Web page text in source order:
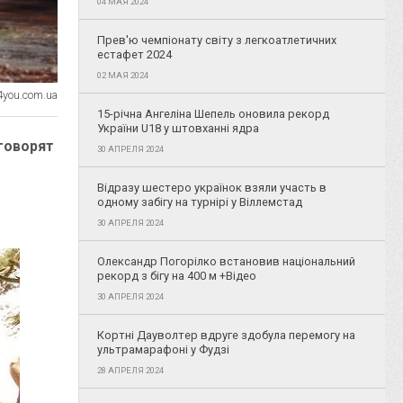
Прев'ю чемпіонату світу з легкоатлетичних
естафет 2024
02 МАЯ 2024
15-річна Ангеліна Шепель оновила рекорд
України U18 у штовханні ядра
30 АПРЕЛЯ 2024
Відразу шестеро українок взяли участь в
одному забігу на турнірі у Віллемстад
30 АПРЕЛЯ 2024
Олександр Погорілко встановив національний
рекорд з бігу на 400 м +Відео
30 АПРЕЛЯ 2024
Кортні Дауволтер вдруге здобула перемогу на
ультрамарафоні у Фудзі
28 АПРЕЛЯ 2024